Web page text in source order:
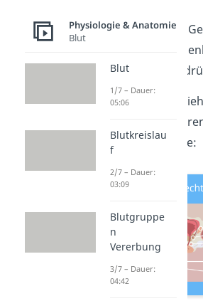
Akzessorische
(Prostata,
In der Abbildung
beschrifteten
Geschlechtsorgane:
Physiologie & Anatomie
Blut
Blut
1/7 – Dauer:
05:06
Blutkreislau
f
2/7 – Dauer:
03:09
Blutgruppe
n
Vererbung
3/7 – Dauer:
04:42